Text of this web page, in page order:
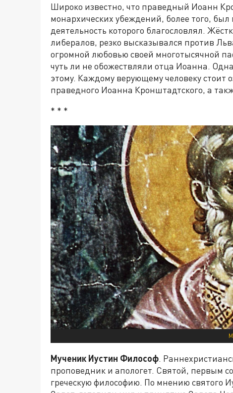
Широко известно, что праведный Иоанн
монархических убеждений, более того,
деятельность которого благословлял.
либералов, резко высказывался против
огромной любовью своей многотысячной
чуть ли не обожествляли отца Иоанна.
этому. Каждому верующему человеку
праведного Иоанна Кронштадтского, а
* * *
Мученик Иустин Философ.
проповедник и апологет. Святой, первым
греческую философию. По мнению святого